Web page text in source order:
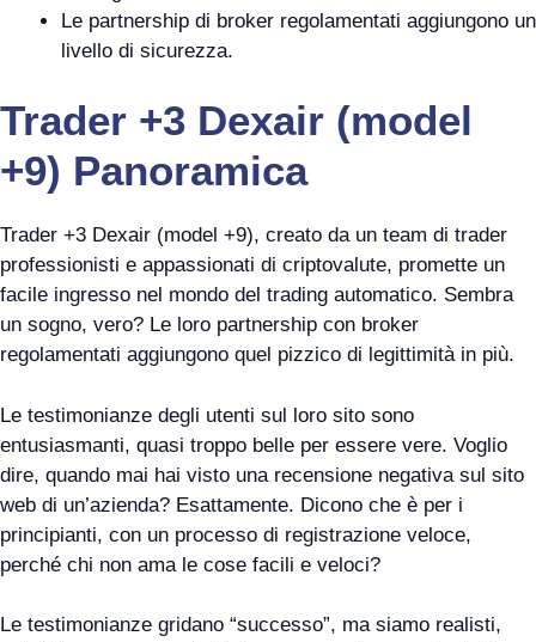
Le partnership di broker regolamentati aggiungono un
livello di sicurezza.
Trader +3 Dexair (model
+9) Panoramica
Trader +3 Dexair (model +9), creato da un team di trader
professionisti e appassionati di criptovalute, promette un
facile ingresso nel mondo del trading automatico. Sembra
un sogno, vero? Le loro partnership con broker
regolamentati aggiungono quel pizzico di legittimità in più.
Le testimonianze degli utenti sul loro sito sono
entusiasmanti, quasi troppo belle per essere vere. Voglio
dire, quando mai hai visto una recensione negativa sul sito
web di un’azienda? Esattamente. Dicono che è per i
principianti, con un processo di registrazione veloce,
perché chi non ama le cose facili e veloci?
Le testimonianze gridano “successo”, ma siamo realisti,